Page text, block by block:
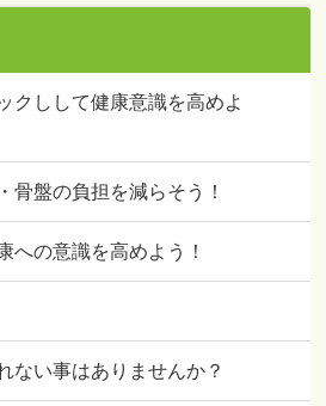
クしして健康意識を高めよ
骨盤の負担を減らそう！
への意識を高めよう！
ない事はありませんか？